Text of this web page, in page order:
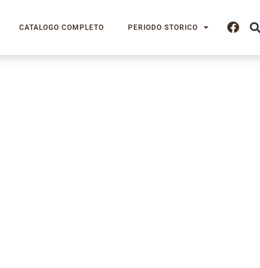
CATALOGO COMPLETO PERIODO STORICO